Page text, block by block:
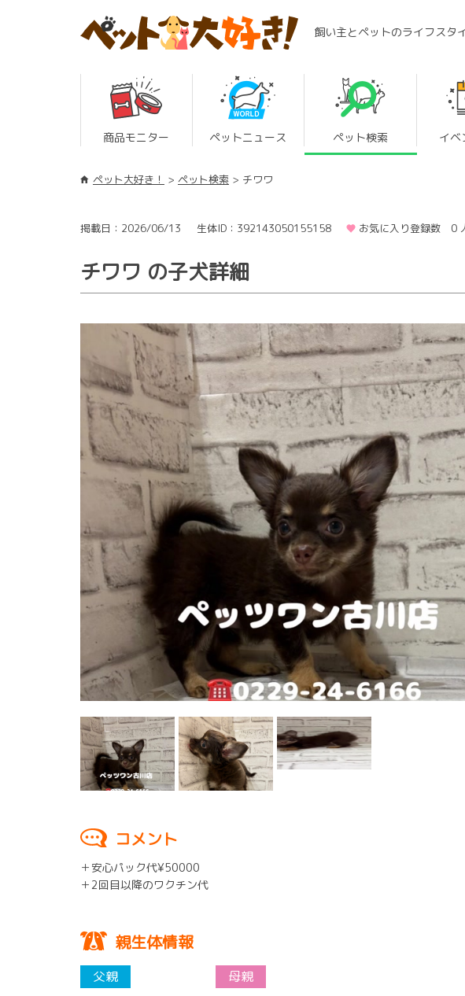
飼い主とペットのライフスタ
商品モニター ペットニュース ペット検索 イベ
ペット大好き！ ペット検索 チワワ
掲載日：2026/06/13 生体ID：392143050155158 お気に入り登録数 0
チワワ の子犬詳細
コメント
＋安心パック代¥50000
＋2回目以降のワクチン代
親生体情報